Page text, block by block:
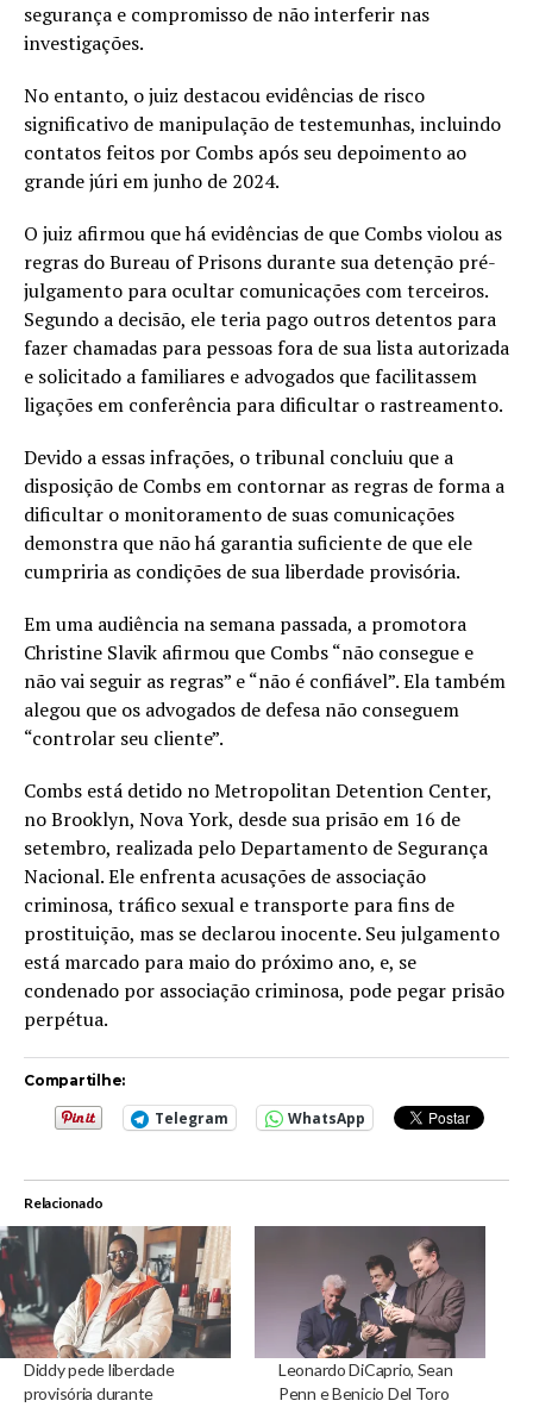
segurança e compromisso de não interferir nas
investigações.
No entanto, o juiz destacou evidências de risco
significativo de manipulação de testemunhas, incluindo
contatos feitos por Combs após seu depoimento ao
grande júri em junho de 2024.
O juiz afirmou que há evidências de que Combs violou as
regras do Bureau of Prisons durante sua detenção pré-
julgamento para ocultar comunicações com terceiros.
Segundo a decisão, ele teria pago outros detentos para
fazer chamadas para pessoas fora de sua lista autorizada
e solicitado a familiares e advogados que facilitassem
ligações em conferência para dificultar o rastreamento.
Devido a essas infrações, o tribunal concluiu que a
disposição de Combs em contornar as regras de forma a
dificultar o monitoramento de suas comunicações
demonstra que não há garantia suficiente de que ele
cumpriria as condições de sua liberdade provisória.
Em uma audiência na semana passada, a promotora
Christine Slavik afirmou que Combs “não consegue e
não vai seguir as regras” e “não é confiável”. Ela também
alegou que os advogados de defesa não conseguem
“controlar seu cliente”.
Combs está detido no Metropolitan Detention Center,
no Brooklyn, Nova York, desde sua prisão em 16 de
setembro, realizada pelo Departamento de Segurança
Nacional. Ele enfrenta acusações de associação
criminosa, tráfico sexual e transporte para fins de
prostituição, mas se declarou inocente. Seu julgamento
está marcado para maio do próximo ano, e, se
condenado por associação criminosa, pode pegar prisão
perpétua.
Compartilhe:
Telegram WhatsApp
Relacionado
Diddy pede liberdade
provisória durante
Leonardo DiCaprio, Sean
Penn e Benicio Del Toro